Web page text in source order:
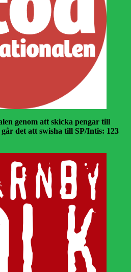
genom att skicka pengar till
det att swisha till SP/Intis: 123